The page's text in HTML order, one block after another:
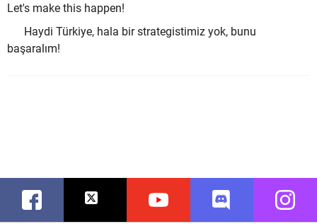
Let's make this happen!
Haydi Türkiye, hala bir strategistimiz yok, bunu
başaralım!
Facebook Twitter Youtube Discord